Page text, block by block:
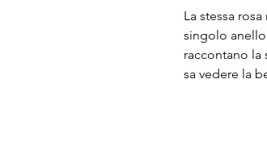
La stessa
singolo
raccontano la
sa vedere la